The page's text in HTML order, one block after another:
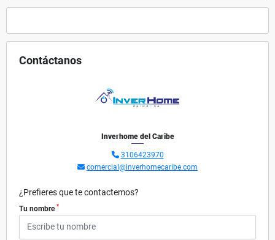
Contáctanos
Inverhome del Caribe
3106423970
comercial@inverhomecaribe.com
¿Prefieres que te contactemos?
Tu nombre *